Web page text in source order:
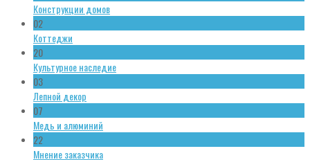
Конструкции домов
02
Коттеджи
20
Культурное наследие
03
Лепной декор
07
Медь и алюминий
22
Мнение заказчика